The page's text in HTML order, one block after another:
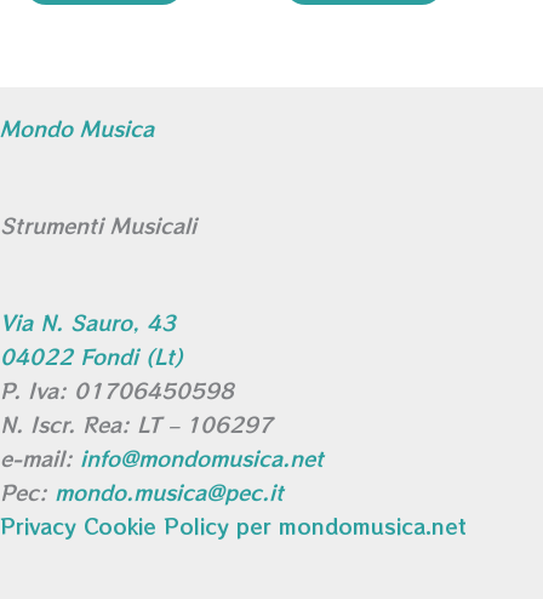
Mondo Musica
Strumenti Musicali
Via N. Sauro, 43
04022 Fondi (Lt)
P. Iva: 01706450598
N. Iscr. Rea: LT – 106297
e-mail: info@mondomusica.net
Pec: mondo.musica@pec.it
Privacy Cookie Policy per mondomusica.net